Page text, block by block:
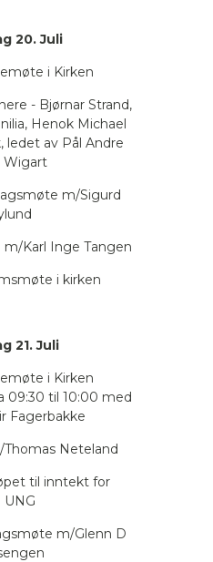
20. Juli
i Kirken
- Bjørnar Strand,
Henok Michael
ledet av Pål Andre
Wigart
m/Sigurd
Karl Inge Tangen
i kirken
21. Juli
i Kirken
09:30 til 10:00 med
Fagerbakke
Thomas Neteland
til inntekt for
UNG
m/Glenn D